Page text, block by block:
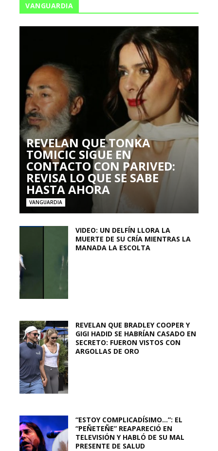
VANGUARDIA
REVELAN QUE TONKA
TOMICIC SIGUE EN
CONTACTO CON PARIVED:
REVISA LO QUE SE SABE
HASTA AHORA
VANGUARDIA
VIDEO: UN DELFÍN LLORA LA
MUERTE DE SU CRÍA MIENTRAS LA
MANADA LA ESCOLTA
REVELAN QUE BRADLEY COOPER Y
GIGI HADID SE HABRÍAN CASADO EN
SECRETO: FUERON VISTOS CON
ARGOLLAS DE ORO
“ESTOY COMPLICADÍSIMO…”: EL
“PEÑETEÑE” REAPARECIÓ EN
TELEVISIÓN Y HABLÓ DE SU MAL
PRESENTE DE SALUD